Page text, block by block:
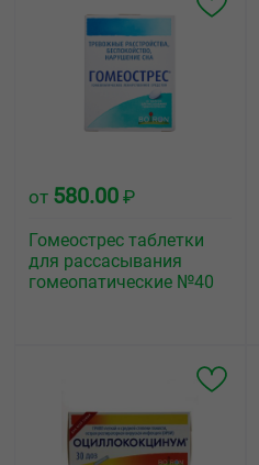
от 580.00 ₽
Гомеострес таблетки
для рассасывания
гомеопатические №40